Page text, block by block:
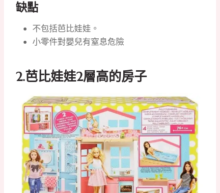
缺點
不包括芭比娃娃。
小零件對嬰兒有窒息危險
2.芭比娃娃2層高的房子